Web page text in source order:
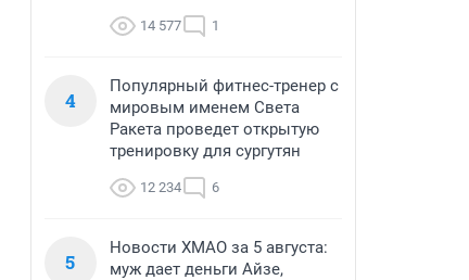
14 577 1
4
Популярный фитнес-тренер с
мировым именем Света
Ракета проведет открытую
тренировку для сургутян
12 234 6
5
Новости ХМАО за 5 августа:
муж дает деньги Айзе,